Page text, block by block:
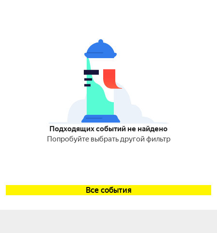
Подходящих событий не найдено
Попробуйте выбрать другой фильтр
Все события